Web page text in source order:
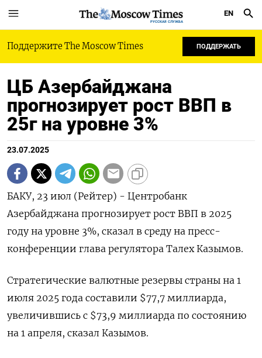
РУССКАЯ СЛУЖБА
EN
Поддержите The Moscow Times ПОДДЕРЖАТЬ
ЦБ Азербайджана
прогнозирует рост ВВП в
25г на уровне 3%
23.07.2025
БАКУ, 23 июл (Рейтер) - Центробанк
Азербайджана прогнозирует рост ВВП в 2025
году на уровне 3%, сказал в среду на пресс-
конференции глава регулятора Талех Казымов.
Стратегические валютные резервы страны на 1
июля 2025 года составили $77,7 миллиарда,
увеличившись с $73,9 миллиарда по состоянию
на 1 апреля, сказал Казымов.